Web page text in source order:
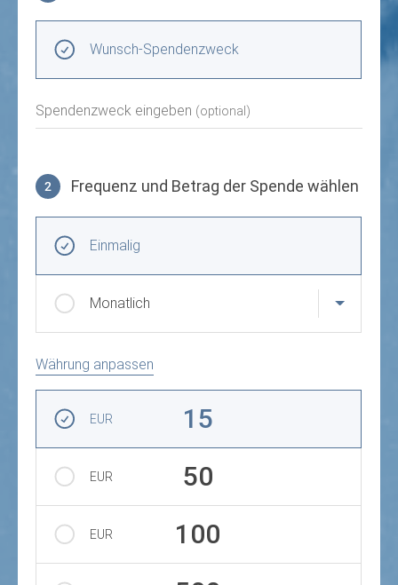
Wunsch-Spendenzweck
Spendenzweck eingeben (optional)
2 Frequenz und Betrag der Spende wählen
Einmalig
Monatlich
Währung anpassen
EUR 15
EUR 50
EUR 100